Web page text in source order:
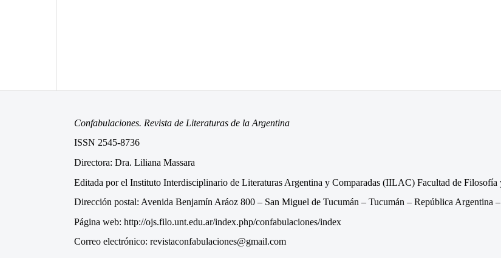
Confabulaciones. Revista de Literaturas de la Argentina
ISSN 2545-8736
Directora: Dra. Liliana Massara
Editada por el Instituto Interdisciplinario de Literaturas Argentina y Comparadas (IILAC) Facultad de
Dirección postal: Avenida Benjamín Aráoz 800 – San Miguel de Tucumán – Tucumán – República Argentina
Página web: http://ojs.filo.unt.edu.ar/index.php/confabulaciones/index
Correo electrónico: revistaconfabulaciones@gmail.com